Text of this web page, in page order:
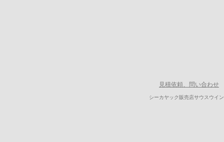
見積依頼、問い合わせ
シーカヤック販売店サウスウイ